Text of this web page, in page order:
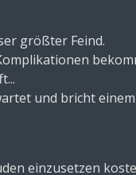
größter Feind.
und bricht
einzusetzen